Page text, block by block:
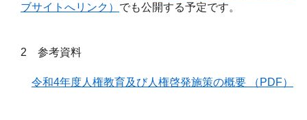
ブサイトへリンク） でも公開する予定です。
2 参考資料
令和4年度人権教育及び人権啓発施策の概要 （PDF）